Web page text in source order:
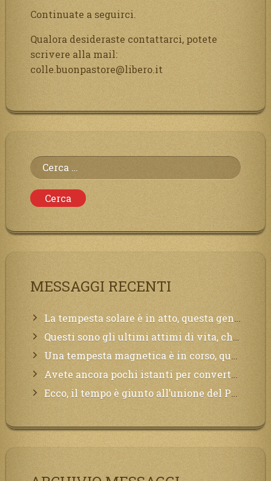
Continuate a seguirci.
Qualora desideraste contattarci, potete
scrivere alla mail:
colle.buonpastore@libero.it
Ricerca
per:
MESSAGGI RECENTI
La tempesta solare è in atto, questa generazione soffrirà molto, la Terra arderà, l’acqua sarà contaminata, il cibo non sarà più nelle vostre mense.
Questi sono gli ultimi attimi di vita, chi si vuole salvare Mi chiami in suo aiuto.
Una tempesta magnetica è in corso, questa generazione patirà. Il black out non tarderà ad arrivare e tutta la Terra sarà oscurata.
Avete ancora pochi istanti per convertirvi, non perdete tempo, la sciagura arriverà all’improvviso e per chi non si sarà preparato saranno dolori.
Ecco, il tempo è giunto all’unione del Padre con il figlio, non avete che da attendere pochissimo.